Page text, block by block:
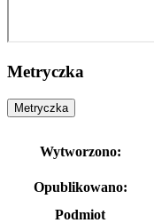
Metryczka
Metryczka
Wytworzono:
Opublikowano:
Podmiot